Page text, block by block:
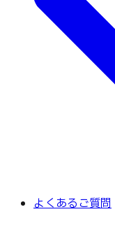
よくあるご質問